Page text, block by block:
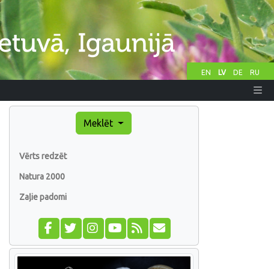
EN LV DE RU
Meklēt
Vērts redzēt
Natura 2000
Zaļie padomi